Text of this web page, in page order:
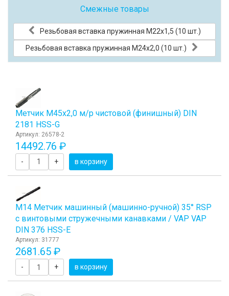
Смежные товары
Резьбовая вставка пружинная M22x1,5 (10 шт.)
Резьбовая вставка пружинная M24x2,0 (10 шт.)
Метчик М45x2,0 м/р чистовой (финишный) DIN
2181 HSS-G
Артикул: 26578-2
14492.76 ₽
- + в корзину
М14 Метчик машинный (машинно-ручной) 35° RSP
с винтовыми стружечными канавками / VAP VAP
DIN 376 HSS-E
Артикул: 31777
2681.65 ₽
- + в корзину